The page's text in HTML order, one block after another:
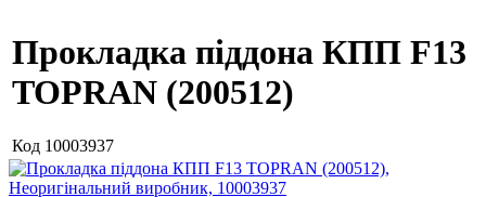
Прокладка піддона КПП F13
TOPRAN (200512)
Код 10003937